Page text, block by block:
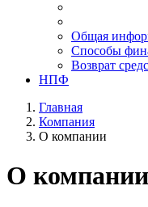
Общая
Способы
Возврат
НПФ
Главная
Компания
О компании
О компании